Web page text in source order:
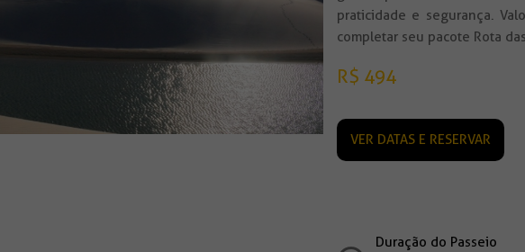
praticidade e segurança.
completar seu pacote Rota
R$ 494
VER DATAS E RESERVAR
Duração do Passeio